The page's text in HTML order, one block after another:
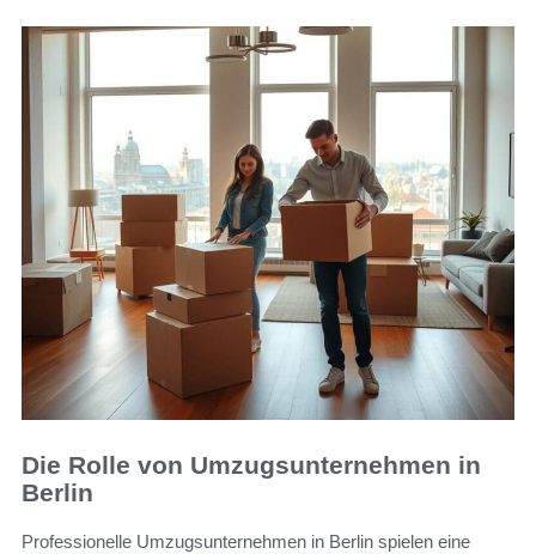
Die Rolle von Umzugsunternehmen in
Berlin
Professionelle Umzugsunternehmen in Berlin spielen eine